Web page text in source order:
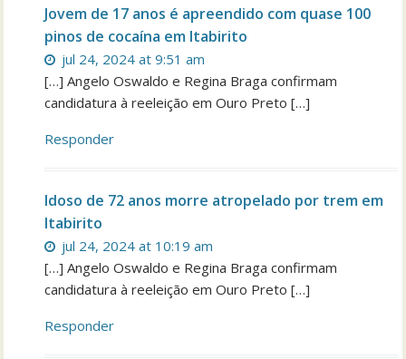
Jovem de 17 anos é apreendido com quase 100
pinos de cocaína em Itabirito
jul 24, 2024 at 9:51 am
[…] Angelo Oswaldo e Regina Braga confirmam
candidatura à reeleição em Ouro Preto […]
Responder
Idoso de 72 anos morre atropelado por trem em
Itabirito
jul 24, 2024 at 10:19 am
[…] Angelo Oswaldo e Regina Braga confirmam
candidatura à reeleição em Ouro Preto […]
Responder